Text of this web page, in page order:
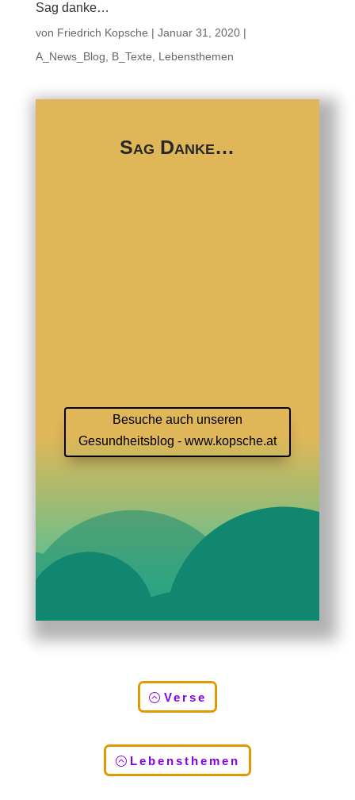
Sag danke…
von Friedrich Kopsche | Januar 31, 2020|
A_News_Blog
B_Texte Lebensthemen
Sag Danke…
Besuche auch unseren
Gesundheitsblog - www.kopsche.at
Verse
Lebensthemen